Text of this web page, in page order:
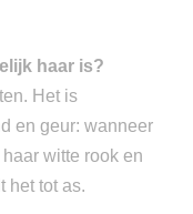
haar is?
Het is
en geur: wanneer
witte rook en
het tot as.